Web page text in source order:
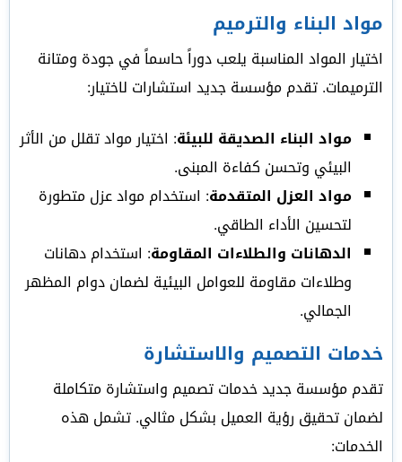
مواد البناء والترميم
اختيار المواد المناسبة يلعب دوراً حاسماً في جودة ومتانة
الترميمات. تقدم مؤسسة جديد استشارات لاختيار:
مواد البناء الصديقة للبيئة: اختيار مواد تقلل من الأثر
البيئي وتحسن كفاءة المبنى.
مواد العزل المتقدمة: استخدام مواد عزل متطورة
لتحسين الأداء الطاقي.
الدهانات والطلاءات المقاومة: استخدام دهانات
وطلاءات مقاومة للعوامل البيئية لضمان دوام المظهر
الجمالي.
خدمات التصميم والاستشارة
تقدم مؤسسة جديد خدمات تصميم واستشارة متكاملة
لضمان تحقيق رؤية العميل بشكل مثالي. تشمل هذه
الخدمات: